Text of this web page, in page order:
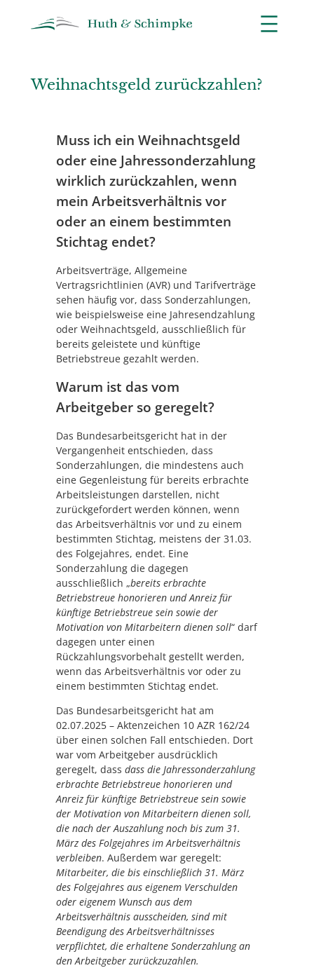
Inhalt
Weihnachtsgeld zurückzahlen?
Muss ich ein Weihnachtsgeld
oder eine Jahressonderzahlung
wirklich zurückzahlen, wenn
mein Arbeitsverhältnis vor
oder an einem bestimmten
Stichtag endet?
Arbeitsverträge, Allgemeine
Vertragsrichtlinien (AVR) und Tarifverträge
sehen häufig vor, dass Sonderzahlungen,
wie beispielsweise eine Jahresendzahlung
oder Weihnachtsgeld, ausschließlich für
bereits geleistete und künftige
Betriebstreue gezahlt werden.
Warum ist das vom
Arbeitgeber so geregelt?
Das Bundesarbeitsgericht hat in der
Vergangenheit entschieden, dass
Sonderzahlungen, die mindestens auch
eine Gegenleistung für bereits erbrachte
Arbeitsleistungen darstellen, nicht
zurückgefordert werden können, wenn
das Arbeitsverhältnis vor und zu einem
bestimmten Stichtag, meistens der 31.03.
des Folgejahres, endet. Eine
Sonderzahlung die dagegen
ausschließlich „bereits erbrachte
Betriebstreue honorieren und Anreiz für
künftige Betriebstreue sein sowie der
Motivation von Mitarbeitern dienen soll“ darf
dagegen unter einen
Rückzahlungsvorbehalt gestellt werden,
wenn das Arbeitsverhältnis vor oder zu
einem bestimmten Stichtag endet.
Das Bundesarbeitsgericht hat am
02.07.2025 – Aktenzeichen 10 AZR 162/24
über einen solchen Fall entschieden. Dort
war vom Arbeitgeber ausdrücklich
geregelt, dass dass die Jahressonderzahlung
erbrachte Betriebstreue honorieren und
Anreiz für künftige Betriebstreue sein sowie
der Motivation von Mitarbeitern dienen soll,
die nach der Auszahlung noch bis zum 31.
März des Folgejahres im Arbeitsverhältnis
verbleiben. Außerdem war geregelt:
Mitarbeiter, die bis einschließlich 31. März
des Folgejahres aus eigenem Verschulden
oder eigenem Wunsch aus dem
Arbeitsverhältnis ausscheiden, sind mit
Beendigung des Arbeitsverhältnisses
verpflichtet, die erhaltene Sonderzahlung an
den Arbeitgeber zurückzuzahlen.